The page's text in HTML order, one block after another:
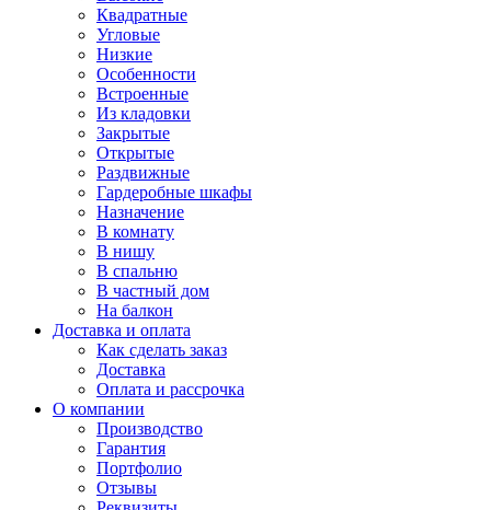
Квадратные
Угловые
Низкие
Особенности
Встроенные
Из кладовки
Закрытые
Открытые
Раздвижные
Гардеробные шкафы
Назначение
В комнату
В нишу
В спальню
В частный дом
На балкон
Доставка и оплата
Как сделать заказ
Доставка
Оплата и рассрочка
О компании
Производство
Гарантия
Портфолио
Отзывы